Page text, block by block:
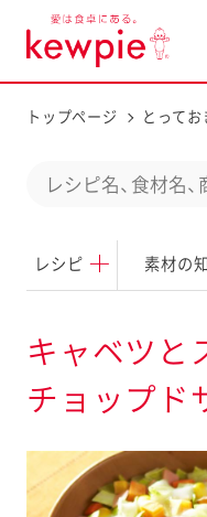
トップページ とって
レシピ 素材の
d
c
t
キャベツと
チョップド